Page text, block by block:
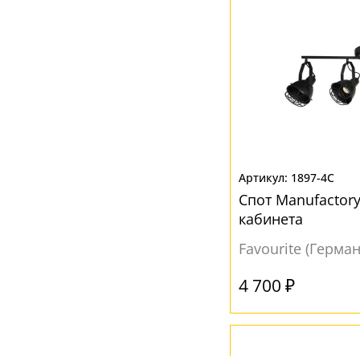
1897-4C
Спот
кабинета
Favourite
4 700 ₽